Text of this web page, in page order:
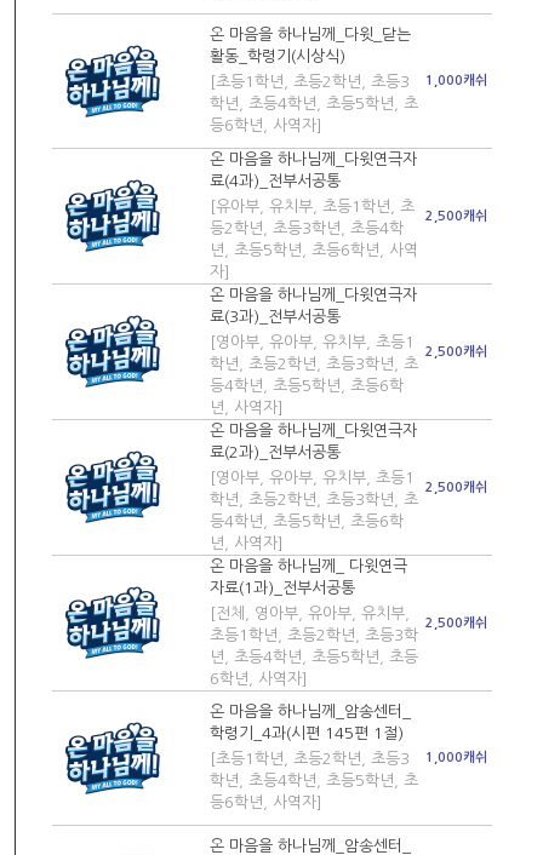
온 마음을 하나님께_다윗_닫는
활동_학령기(시상식)
[초등1학년, 초등2학년, 초등3
학년, 초등4학년, 초등5학년, 초
등6학년, 사역자]
1,000캐쉬
온 마음을 하나님께_다윗연극자
료(4과)_전부서공통
[유아부, 유치부, 초등1학년, 초
등2학년, 초등3학년, 초등4학
년, 초등5학년, 초등6학년, 사역
자]
2,500캐쉬
온 마음을 하나님께_다윗연극자
료(3과)_전부서공통
[영아부, 유아부, 유치부, 초등1
학년, 초등2학년, 초등3학년, 초
등4학년, 초등5학년, 초등6학
년, 사역자]
2,500캐쉬
온 마음을 하나님께_다윗연극자
료(2과)_전부서공통
[영아부, 유아부, 유치부, 초등1
학년, 초등2학년, 초등3학년, 초
등4학년, 초등5학년, 초등6학
년, 사역자]
2,500캐쉬
온 마음을 하나님께_ 다윗연극
자료(1과)_전부서공통
[전체, 영아부, 유아부, 유치부,
초등1학년, 초등2학년, 초등3학
년, 초등4학년, 초등5학년, 초등
6학년, 사역자]
2,500캐쉬
온 마음을 하나님께_암송센터_
학령기_4과(시편 145편 1절)
[초등1학년, 초등2학년, 초등3
학년, 초등4학년, 초등5학년, 초
등6학년, 사역자]
1,000캐쉬
온 마음을 하나님께_암송센터_